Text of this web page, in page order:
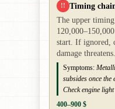
!! Timing
The upper
start. If ignored,
damage threatens.
Symptoms:
subsides once the
Check engine
400–900 $